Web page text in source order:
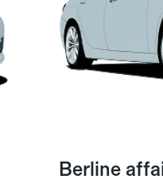
Berline